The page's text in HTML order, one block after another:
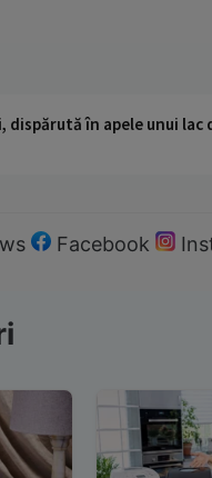
dispărută în apele unui
Facebook